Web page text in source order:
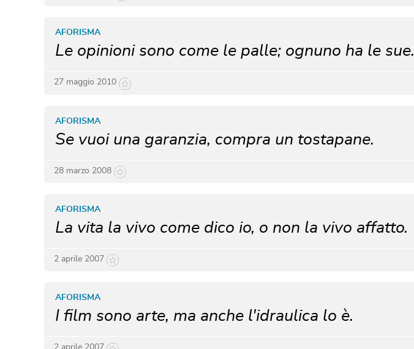
Le opinioni sono come le palle; ognuno ha le sue.
AFORISMA
27 maggio 2010
Se vuoi una garanzia, compra un tostapane.
AFORISMA
28 marzo 2008
La vita la vivo come dico io, o non la vivo affatto.
AFORISMA
2 aprile 2007
I film sono arte, ma anche l'idraulica lo è.
AFORISMA